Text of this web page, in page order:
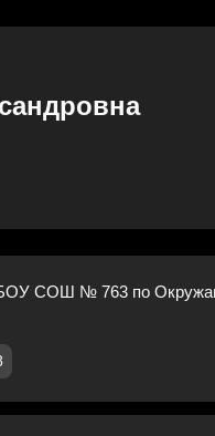
ГБОУ СОШ № 763 по